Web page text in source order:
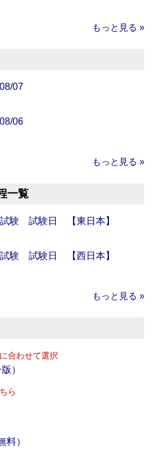
もっと見る »
07
06
もっと見る »
一覧
験 試験日 【東日本】
験 試験日 【西日本】
もっと見る »
合わせて選択
）
ら
料）